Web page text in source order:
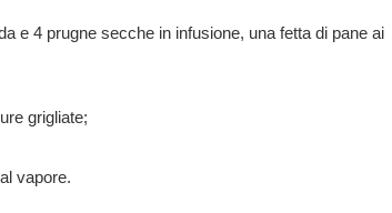
e 4 prugne secche in infusione, una fetta di pane ai
grigliate;
vapore.